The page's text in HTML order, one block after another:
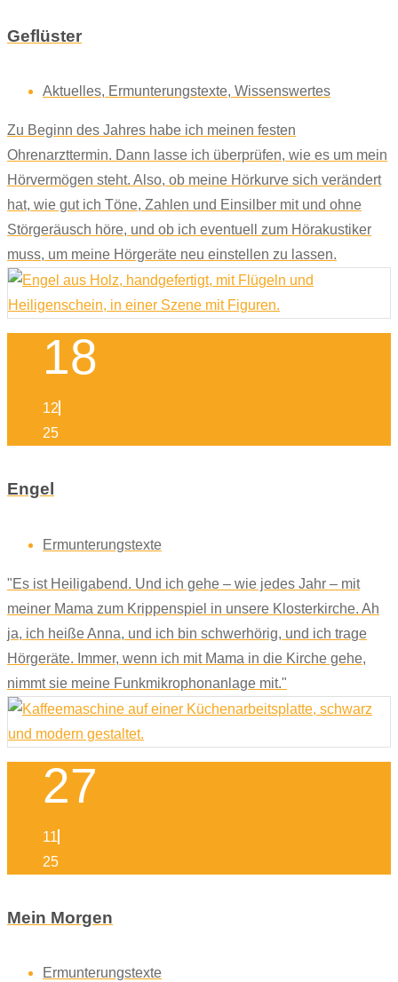
Geflüster
Aktuelles, Ermunterungstexte, Wissenswertes
Zu Beginn des Jahres habe ich meinen festen
Ohrenarzttermin. Dann lasse ich überprüfen, wie es um mein
Hörvermögen steht. Also, ob meine Hörkurve sich verändert
hat, wie gut ich Töne, Zahlen und Einsilber mit und ohne
Störgeräusch höre, und ob ich eventuell zum Hörakustiker
muss, um meine Hörgeräte neu einstellen zu lassen.
18
12
25
Engel
Ermunterungstexte
"Es ist Heiligabend. Und ich gehe – wie jedes Jahr – mit
meiner Mama zum Krippenspiel in unsere Klosterkirche. Ah
ja, ich heiße Anna, und ich bin schwerhörig, und ich trage
Hörgeräte. Immer, wenn ich mit Mama in die Kirche gehe,
nimmt sie meine Funkmikrophonanlage mit."
27
11
25
Mein Morgen
Ermunterungstexte